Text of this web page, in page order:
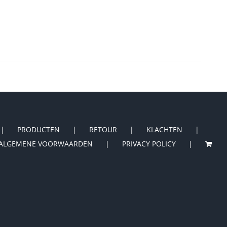
PRODUCTEN RETOUR
KLACHTEN
VOORWAARDEN
PRIVACY POLICY